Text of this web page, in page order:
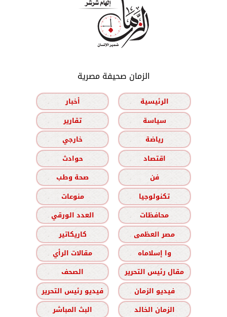
الزمان صحيفة مصرية
الرئيسية
أخبار
سياسة
تقارير
رياضة
خارجي
اقتصاد
حوادث
فن
صحة وطب
تكنولوجيا
منوعات
محافظات
العدد الورقي
مصر العظمى
كاريكاتير
وا إسلاماه
مقالات الرأي
مقال رئيس التحرير
الصحف
فيديو الزمان
فيديو رئيس التحرير
الزمان الخالد
البث المباشر